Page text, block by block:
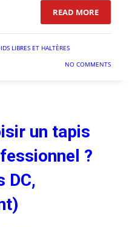
READ MORE:
LIBRES ET HALTÈRES
NO COMMENTS
un tapis
?
DC,